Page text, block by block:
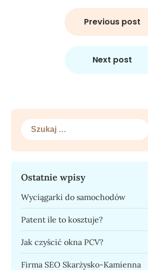
Previous post
Next post
Szukaj:
Ostatnie wpisy
Wyciągarki do samochodów
Patent ile to kosztuje?
Jak czyścić okna PCV?
Firma SEO Skarżysko-Kamienna